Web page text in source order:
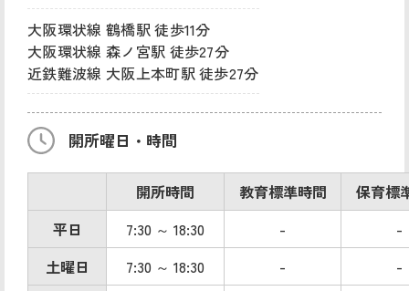
大阪環状線 鶴橋駅 徒歩11分
大阪環状線 森ノ宮駅 徒歩27分
近鉄難波線 大阪上本町駅 徒歩27分
開所曜日・時間
開所時間 教育標準時間
保育標
平日
7:30 ～ 18:30 -
-
土曜日
7:30 ～ 18:30 -
-